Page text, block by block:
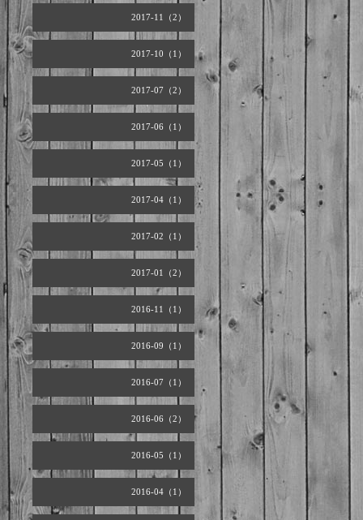
2017-11（2）
2017-10（1）
2017-07（2）
2017-06（1）
2017-05（1）
2017-04（1）
2017-02（1）
2017-01（2）
2016-11（1）
2016-09（1）
2016-07（1）
2016-06（2）
2016-05（1）
2016-04（1）